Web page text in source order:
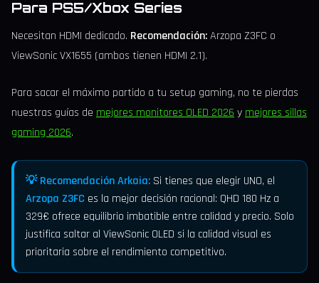
Para PS5/Xbox Series
Necesitan HDMI dedicado. Recomendación:Arzopa Z3FC o
ViewSonic VX1655 (ambos tienen HDMI 2.1).
Para sacar el máximo partido a tu setup gaming, no te pierdas
nuestras guías de mejores monitores OLED 2026 y mejores sillas
gaming 2026.
💡 Recomendación Arkaia: Si tienes que elegir UNO, el
Arzopa Z3FC es la mejor decisión racional: QHD 180 Hz a
329€ ofrece equilibrio imbatible entre calidad y precio. Solo
justifica saltar al ViewSonic OLED si la calidad visual es
prioritaria sobre el rendimiento competitivo.